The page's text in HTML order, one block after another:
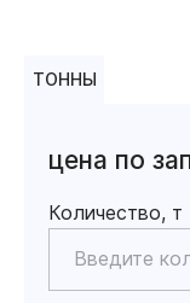
ТОННЫ
цена по
Количество, т